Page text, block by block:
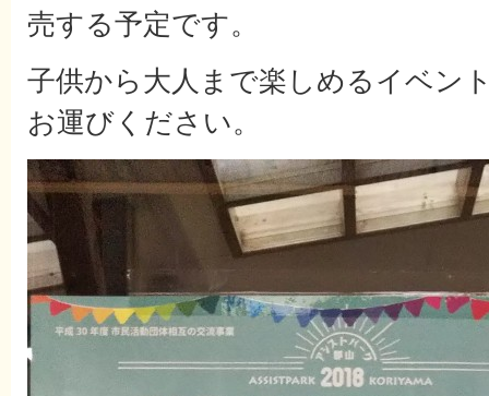
売する予定です。
子供から大人まで楽しめるイベン
お運びください。